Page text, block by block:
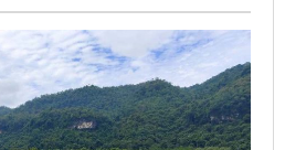
Tewas
Tiga
Lainnya
Belum
Ditemukan